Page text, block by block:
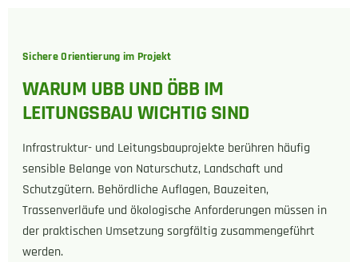
Sichere Orientierung im Projekt
WARUM UBB UND ÖBB IM
LEITUNGSBAU WICHTIG SIND
Infrastruktur- und Leitungsbauprojekte berühren häufig
sensible Belange von Naturschutz, Landschaft und
Schutzgütern. Behördliche Auflagen, Bauzeiten,
Trassenverläufe und ökologische Anforderungen müssen in
der praktischen Umsetzung sorgfältig zusammengeführt
werden.